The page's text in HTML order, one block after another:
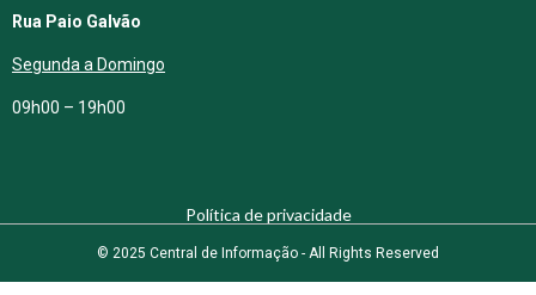
Rua Paio Galvão
Segunda a Domingo
09h00 – 19h00
Política de privacidade
© 2025 Central de Informação - All Rights Reserved